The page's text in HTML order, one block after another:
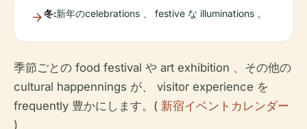
冬:新年のcelebrations 、 festive な illuminations 。
季節ごとの food festival や art exhibition 、その他の
cultural happennings が、 visitor experience を
frequently 豊かにします。( 新宿イベントカレンダー
)